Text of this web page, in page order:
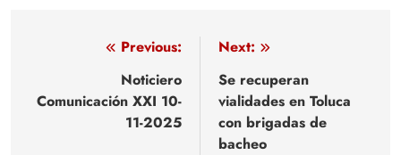
Navegación
entradas
Previous:
Noticiero
Comunicación XXI 10-
11-2025
Next:
Se recuperan
vialidades en Toluca
con brigadas de
bacheo